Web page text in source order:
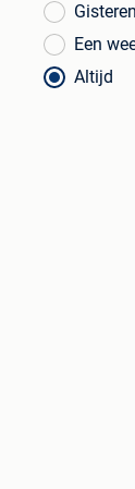
Gisteren
Een
Altijd